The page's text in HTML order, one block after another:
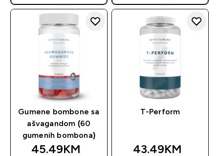
Gumene bombone sa
ašvagandom (60
gumenih bombona)
45.49KM‎
T-Perform
43.49KM‎